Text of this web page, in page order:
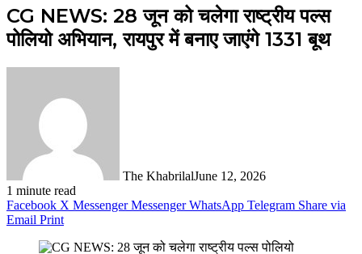
CG NEWS: 28 जून को चलेगा राष्ट्रीय पल्स
पोलियो अभियान, रायपुर में बनाए जाएंगे 1331 बूथ
The KhabrilalJune 12, 2026
1 minute read
Facebook X Messenger Messenger WhatsApp Telegram Share via
Email Print